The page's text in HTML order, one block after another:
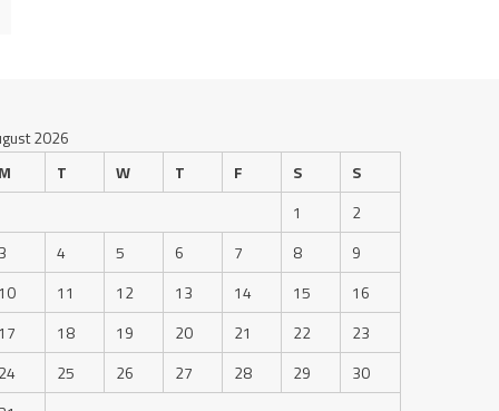
2026
T W T F S
S
1
2
4 5 6 7 8
9
11 12 13 14 15
16
18 19 20 21 22
23
25 26 27 28 29
30